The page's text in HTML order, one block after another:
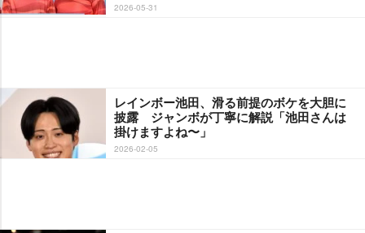
2026-05-31
レインボー池田、滑る前提のボケを大胆に
披露 ジャンボが丁寧に解説「池田さんは
掛けますよね〜」
2026-02-05